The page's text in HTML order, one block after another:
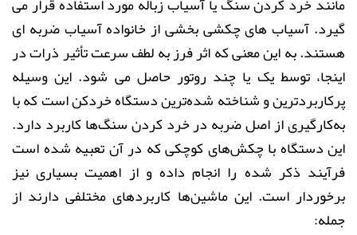
گیرد. آسیاب های چکشی بخشی از خانواده آسیاب ضربه ای
هستند. به این معنی که اثر فرز به لطف سرعت تأثیر ذرات در
اینجا، توسط یک یا چند روتور حاصل می شود. این وسیله
پرکاربردترین و شناخته شده‌ترین دستگاه خردکن است که با
به‌کارگیری از اصل ضربه در خرد کردن سنگ‌ها کاربرد دارد.
این دستگاه با چکش‌های کوچکی که در آن تعبیه ‌شده است
فرآیند ذکر شده را انجام داده و از اهمیت بسیاری نیز
برخوردار است. این ماشین‌ها کاربردهای مختلفی دارند از
جمله: